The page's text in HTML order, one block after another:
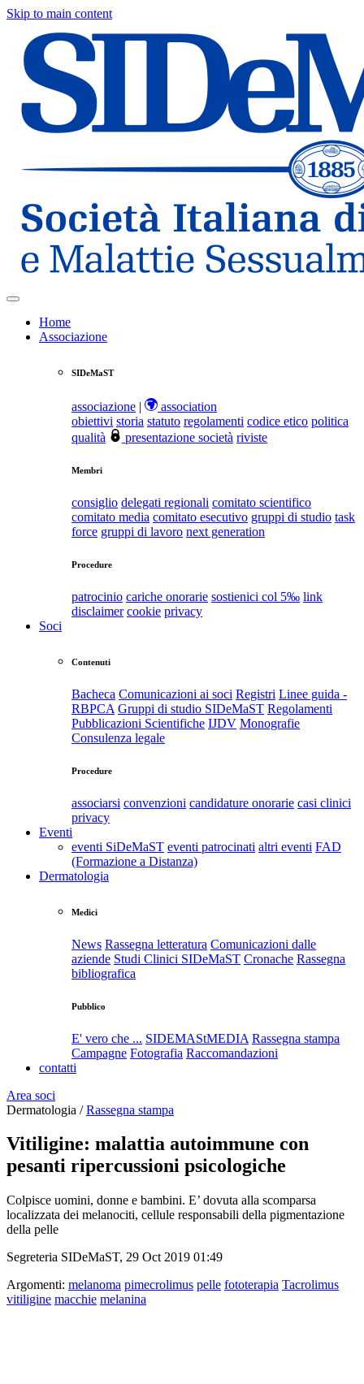
Skip to main content
Home
Associazione
SIDeMaST
associazione |
association
obiettivi storia statuto regolamenti codice etico politica
qualità
presentazione società riviste
Membri
consiglio delegati regionali comitato scientifico
comitato media comitato esecutivo gruppi di studio task
force gruppi di lavoro next generation
Procedure
patrocinio cariche onorarie sostienici col 5‰ link
disclaimer cookie privacy
Soci
Contenuti
Bacheca Comunicazioni ai soci Registri Linee guida -
RBPCA Gruppi di studio SIDeMaST Regolamenti
Pubblicazioni Scientifiche IJDV Monografie
Consulenza legale
Procedure
associarsi convenzioni candidature onorarie casi clinici
privacy
Eventi
eventi SiDeMaST eventi patrocinati altri eventi FAD
(Formazione a Distanza)
Dermatologia
Medici
News Rassegna letteratura Comunicazioni dalle
aziende Studi Clinici SIDeMaST Cronache Rassegna
bibliografica
Pubblico
E' vero che ... SIDEMAStMEDIA Rassegna stampa
Campagne Fotografia Raccomandazioni
contatti
Area soci
Dermatologia /Rassegna stampa
Vitiligine: malattia autoimmune con
pesanti ripercussioni psicologiche
Colpisce uomini, donne e bambini. E’ dovuta alla scomparsa
localizzata dei melanociti, cellule responsabili della pigmentazione
della pelle
Segreteria SIDeMaST, 29 Oct 2019 01:49
Argomenti: melanoma pimecrolimus pelle fototerapia Tacrolimus
vitiligine macchie melanina